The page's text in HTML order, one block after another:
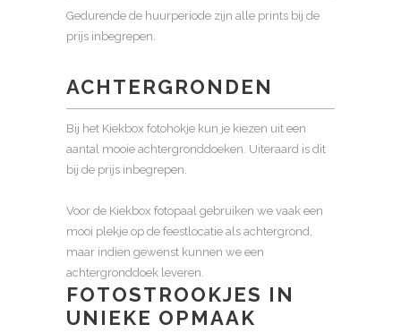
Gedurende de huurperiode zijn alle prints bij de
prijs inbegrepen.
ACHTERGRONDEN
Bij het Kiekbox fotohokje kun je kiezen uit een
aantal mooie achtergronddoeken. Uiteraard is dit
bij de prijs inbegrepen.
Voor de Kiekbox fotopaal gebruiken we vaak een
mooi plekje op de feestlocatie als achtergrond,
maar indien gewenst kunnen we een
achtergronddoek leveren.
FOTOSTROOKJES IN
UNIEKE OPMAAK